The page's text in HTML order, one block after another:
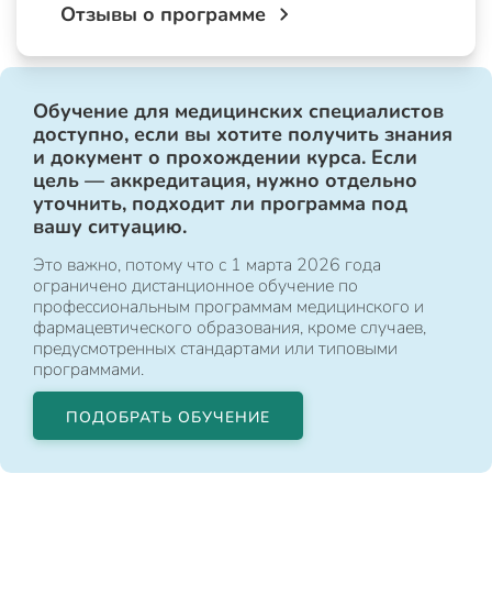
Отзывы о программе
Обучение для медицинских специалистов
доступно, если вы хотите получить знания
и документ о прохождении курса. Если
цель — аккредитация, нужно отдельно
уточнить, подходит ли программа под
вашу ситуацию.
Это важно, потому что с 1 марта 2026 года
ограничено дистанционное обучение по
профессиональным программам медицинского и
фармацевтического образования, кроме случаев,
предусмотренных стандартами или типовыми
программами.
ПОДОБРАТЬ ОБУЧЕНИЕ